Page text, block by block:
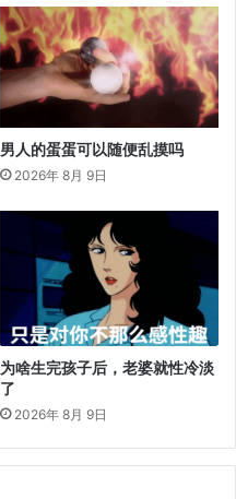
男人的蛋蛋可以随便乱摸吗
2026年 8月 9日
为啥生完孩子后，老婆就性冷淡
了
2026年 8月 9日